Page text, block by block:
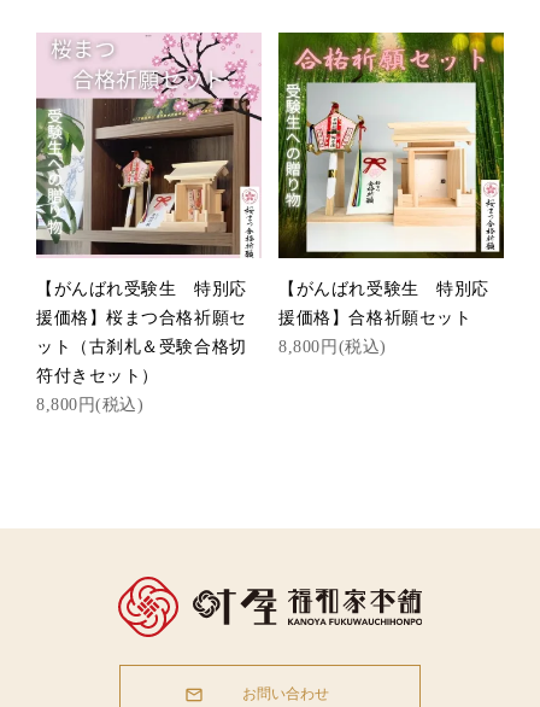
【がんばれ受験生 特別応
援価格】桜まつ合格祈願セ
ット（古刹札＆受験合格切
符付きセット）
8,800円(税込)
【がんばれ受験生 特別応
援価格】合格祈願セット
8,800円(税込)
お問い合わせ